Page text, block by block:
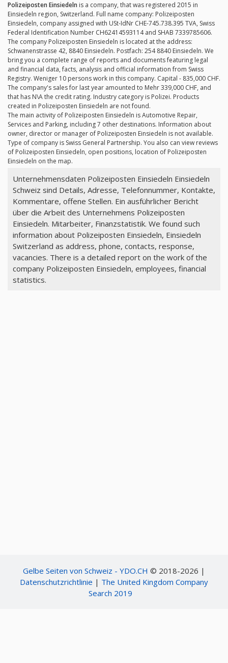
Polizeiposten Einsiedeln is a company, that was registered 2015 in
Einsiedeln region, Switzerland. Full name company: Polizeiposten
Einsiedeln, company assigned with USt-IdNr CHE-745.738.395 TVA, Swiss
Federal Identification Number CH62414593114 and SHAB 7339785606.
The company Polizeiposten Einsiedeln is located at the address:
Schwanenstrasse 42, 8840 Einsiedeln. Postfach: 254 8840 Einsiedeln. We
bring you a complete range of reports and documents featuring legal
and financial data, facts, analysis and official information from Swiss
Registry. Weniger 10 persons work in this company. Capital - 835,000 CHF.
The company's sales for last year amounted to Mehr 339,000 CHF, and
that has N\A the credit rating. Industry category is Polizei. Products
created in Polizeiposten Einsiedeln are not found.
The main activity of Polizeiposten Einsiedeln is Automotive Repair,
Services and Parking, including 7 other destinations. Information about
owner, director or manager of Polizeiposten Einsiedeln is not available.
Type of company is Swiss General Partnership. You also can view reviews
of Polizeiposten Einsiedeln, open positions, location of Polizeiposten
Einsiedeln on the map.
Unternehmensdaten Polizeiposten Einsiedeln Einsiedeln
Schweiz sind Details, Adresse, Telefonnummer, Kontakte,
Kommentare, offene Stellen. Ein ausführlicher Bericht
über die Arbeit des Unternehmens Polizeiposten
Einsiedeln. Mitarbeiter, Finanzstatistik. We found such
information about Polizeiposten Einsiedeln, Einsiedeln
Switzerland as address, phone, contacts, response,
vacancies. There is a detailed report on the work of the
company Polizeiposten Einsiedeln, employees, financial
statistics.
Gelbe Seiten von Schweiz - YDO.CH © 2018-2026 |
Datenschutzrichtlinie | The United Kingdom Company
Search 2019